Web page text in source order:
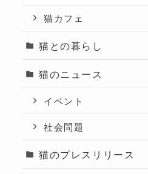
猫カフェ
猫との暮らし
猫のニュース
イベント
社会問題
猫のプレスリリース